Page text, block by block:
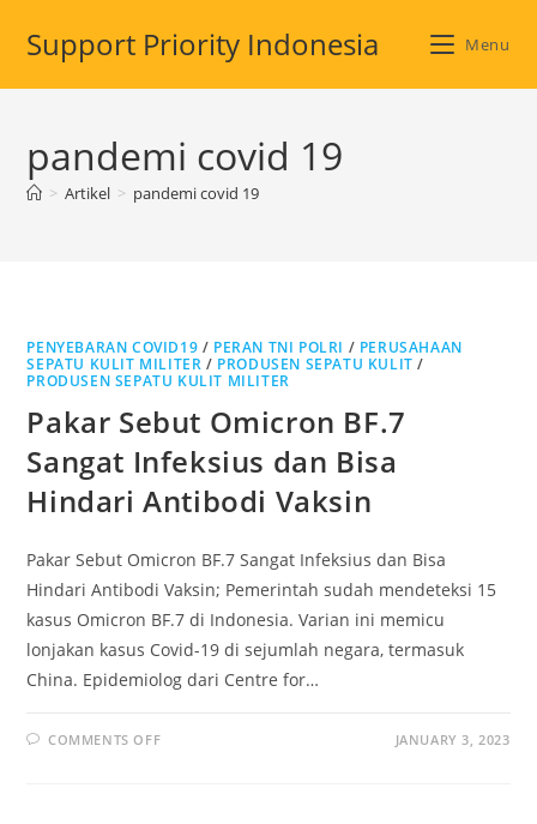
Support Priority Indonesia Menu
pandemi covid 19
> Artikel > pandemi covid 19
PENYEBARAN COVID19 / PERAN TNI POLRI / PERUSAHAAN
SEPATU KULIT MILITER / PRODUSEN SEPATU KULIT /
PRODUSEN SEPATU KULIT MILITER
Pakar Sebut Omicron BF.7
Sangat Infeksius dan Bisa
Hindari Antibodi Vaksin
Pakar Sebut Omicron BF.7 Sangat Infeksius dan Bisa
Hindari Antibodi Vaksin; Pemerintah sudah mendeteksi 15
kasus Omicron BF.7 di Indonesia. Varian ini memicu
lonjakan kasus Covid-19 di sejumlah negara, termasuk
China. Epidemiolog dari Centre for…
COMMENTS OFFON JANUARY 3, 2023